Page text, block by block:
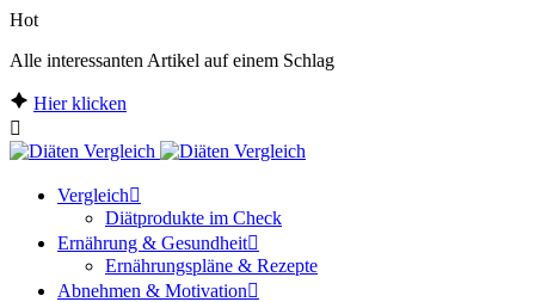
Hot
Alle interessanten Artikel auf einem Schlag
Hier klicken
Vergleich
Diätprodukte im Check
Ernährung & Gesundheit
Ernährungspläne & Rezepte
Abnehmen & Motivation